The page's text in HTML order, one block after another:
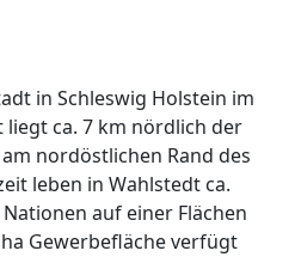
in Schleswig Holstein im
liegt ca. 7 km nördlich der
nordöstlichen Rand des
leben in Wahlstedt ca.
auf einer Flächen
Gewerbefläche verfügt